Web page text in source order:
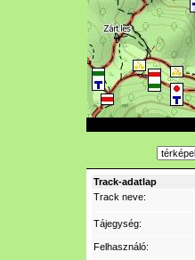
Track-adatlap
Track neve:
Tájegység:
Felhasználó: